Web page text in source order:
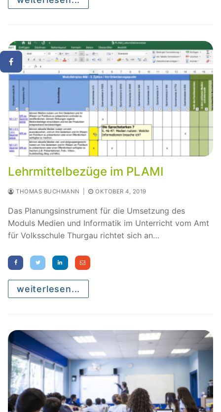
Lehrmittelbezüge im PLAMI
THOMAS BUCHMANN OKTOBER 4, 2019
Das Planungsinstrument für die Umsetzung des
Moduls Medien und Informatik im Unterricht vom Amt
für Volksschule Thurgau richtet sich an…
weiterlesen...